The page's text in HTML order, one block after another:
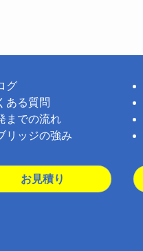
グ
ある質問
までの流れ
リッジの強み
お見積り